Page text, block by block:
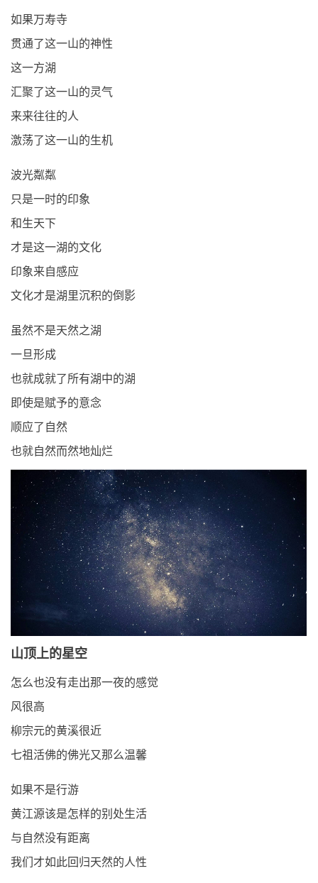
如果万寿寺
贯通了这一山的神性
这一方湖
汇聚了这一山的灵气
来来往往的人
激荡了这一山的生机
波光粼粼
只是一时的印象
和生天下
才是这一湖的文化
印象来自感应
文化才是湖里沉积的倒影
虽然不是天然之湖
一旦形成
也就成就了所有湖中的湖
即使是赋予的意念
顺应了自然
也就自然而然地灿烂
山顶上的星空
怎么也没有走出那一夜的感觉
风很高
柳宗元的黄溪很近
七祖活佛的佛光又那么温馨
如果不是行游
黄江源该是怎样的别处生活
与自然没有距离
我们才如此回归天然的人性